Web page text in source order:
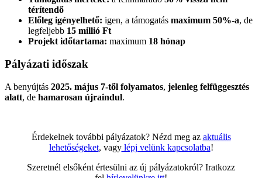
térítendő
Előleg igényelhető: igen, a támogatás maximum 50%-a, de
legfeljebb 15 millió Ft
Projekt időtartama: maximum 18 hónap
Pályázati időszak
A benyújtás 2025. május 7-től folyamatos, jelenleg felfüggesztés
alatt, de hamarosan újraindul.
Érdekelnek további pályázatok? Nézd meg az aktuális
lehetőségeket, vagylépj velünk kapcsolatba!
Szeretnél elsőként értesülni az új pályázatokról? Iratkozz